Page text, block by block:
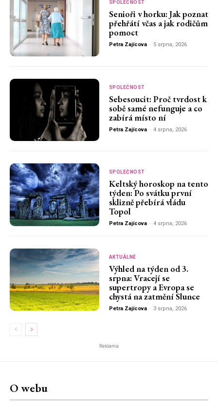
SPOLEČNOST
Senioři v horku: Jak poznat
přehřátí včas a jak rodičům
pomoct
Petra Zajícova - 5 srpna, 2026
SPOLEČNOST
Sebesoucit: Proč tvrdost k
sobě samé nefunguje a co
zabírá místo ní
Petra Zajícova - 4 srpna, 2026
SPOLEČNOST
Keltský horoskop na tento
týden: Po svátku první
sklizně přebírá vládu
Topol
Petra Zajícova - 4 srpna, 2026
AKTUÁLNĚ
Výhled na týden od 3.
srpna: Vracejí se
supertropy a Evropa se
chystá na zatmění Slunce
Petra Zajícova - 3 srpna, 2026
Reklama
O webu